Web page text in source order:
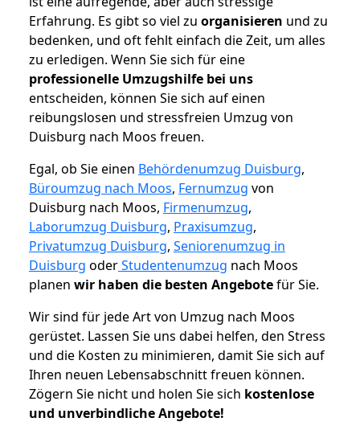
Erfahrung. Es gibt so viel zu organisieren und zu
bedenken, und oft fehlt einfach die Zeit, um alles
zu erledigen. Wenn Sie sich für eine
professionelle Umzugshilfe bei uns
entscheiden, können Sie sich auf einen
reibungslosen und stressfreien Umzug von
Duisburg nach Moos freuen.
Egal, ob Sie einen Behördenumzug Duisburg,
Büroumzug nach Moos, Fernumzug von
Duisburg nach Moos, Firmenumzug,
Laborumzug Duisburg, Praxisumzug,
Privatumzug Duisburg, Seniorenumzug in
Duisburg oderStudentenumzug nach Moos
planen wir haben die besten Angebotefür Sie.
Wir sind für jede Art von Umzug nach Moos
gerüstet. Lassen Sie uns dabei helfen, den Stress
und die Kosten zu minimieren, damit Sie sich auf
Ihren neuen Lebensabschnitt freuen können.
Zögern Sie nicht und holen Sie sich kostenlose
und unverbindliche Angebote!